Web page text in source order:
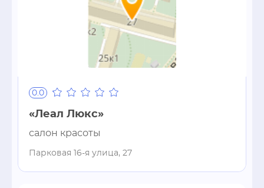
0.0
«Леал Люкс»
салон красоты
Парковая 16-я улица, 27